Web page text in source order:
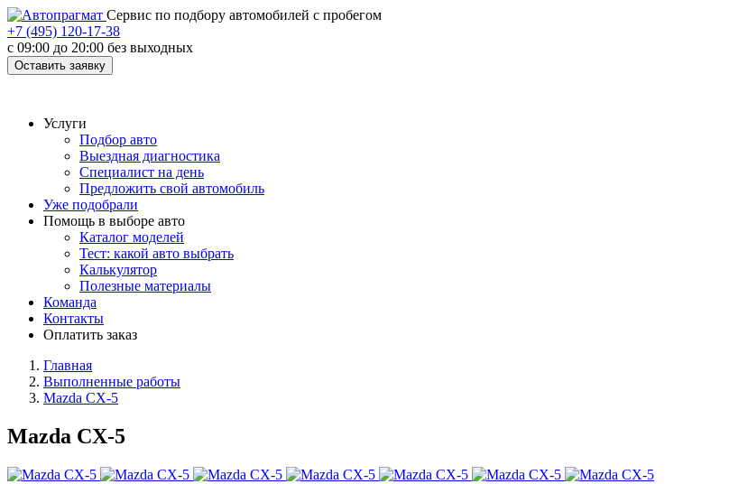
Cервис по подбору автомобилей с пробегом
+7 (495) 120-17-38
с 09:00 до 20:00 без выходных
Оставить заявку
Услуги
Подбор авто
Выездная диагностика
Специалист на день
Предложить свой автомобиль
Уже подобрали
Помощь в выборе авто
Каталог моделей
Тест: какой авто выбрать
Калькулятор
Полезные материалы
Команда
Контакты
Оплатить заказ
Главная
Выполненные работы
Mazda CX-5
Mazda CX-5